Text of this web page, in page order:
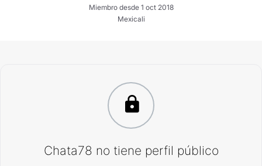
Miembro desde 1 oct 2018
Mexicali
Chata78 no tiene perfil público